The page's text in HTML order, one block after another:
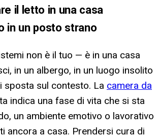
il letto in una casa
in un posto strano
non è il tuo — è in una casa
in un albergo, in un luogo insolito
sposta sul contesto. La camera da
indica una fase di vita che si sta
un ambiente emotivo o lavorativo
ancora a casa. Prendersi cura di